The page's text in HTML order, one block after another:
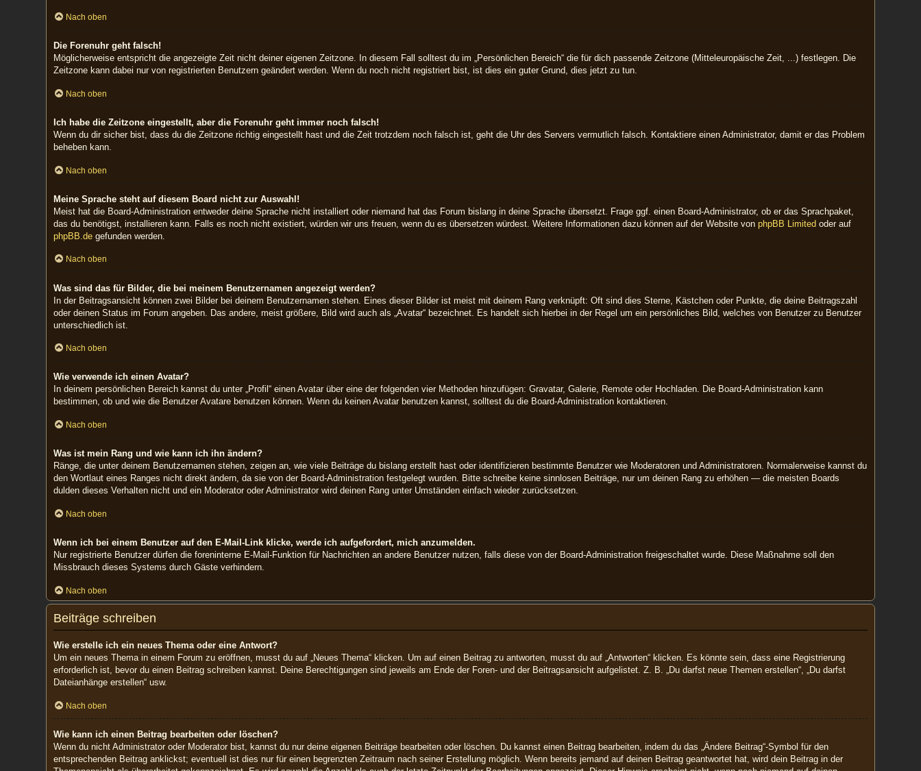
Nach oben
Die Forenuhr geht falsch!
Möglicherweise entspricht die angezeigte Zeit nicht deiner eigenen Zeitzone. In diesem Fall solltest du im „Persönlichen Bereich“ die für dich passende Zeitzone (Mitteleuropäische Zeit, ...) festlegen. Die
Zeitzone kann dabei nur von registrierten Benutzern geändert werden. Wenn du noch nicht registriert bist, ist dies ein guter Grund, dies jetzt zu tun.
Nach oben
Ich habe die Zeitzone eingestellt, aber die Forenuhr geht immer noch falsch!
Wenn du dir sicher bist, dass du die Zeitzone richtig eingestellt hast und die Zeit trotzdem noch falsch ist, geht die Uhr des Servers vermutlich falsch. Kontaktiere einen Administrator, damit er das Problem
beheben kann.
Nach oben
Meine Sprache steht auf diesem Board nicht zur Auswahl!
Meist hat die Board-Administration entweder deine Sprache nicht installiert oder niemand hat das Forum bislang in deine Sprache übersetzt. Frage ggf. einen Board-Administrator, ob er das Sprachpaket,
das du benötigst, installieren kann. Falls es noch nicht existiert, würden wir uns freuen, wenn du es übersetzen würdest. Weitere Informationen dazu können auf der Website vonphpBB Limited oder auf
phpBB.de gefunden werden.
Nach oben
Was sind das für Bilder, die bei meinem Benutzernamen angezeigt werden?
In der Beitragsansicht können zwei Bilder bei deinem Benutzernamen stehen. Eines dieser Bilder ist meist mit deinem Rang verknüpft: Oft sind dies Sterne, Kästchen oder Punkte, die deine Beitragszahl
oder deinen Status im Forum angeben. Das andere, meist größere, Bild wird auch als „Avatar“ bezeichnet. Es handelt sich hierbei in der Regel um ein persönliches Bild, welches von Benutzer zu Benutzer
unterschiedlich ist.
Nach oben
Wie verwende ich einen Avatar?
In deinem persönlichen Bereich kannst du unter „Profil“ einen Avatar über eine der folgenden vier Methoden hinzufügen: Gravatar, Galerie, Remote oder Hochladen. Die Board-Administration kann
bestimmen, ob und wie die Benutzer Avatare benutzen können. Wenn du keinen Avatar benutzen kannst, solltest du die Board-Administration kontaktieren.
Nach oben
Was ist mein Rang und wie kann ich ihn ändern?
Ränge, die unter deinem Benutzernamen stehen, zeigen an, wie viele Beiträge du bislang erstellt hast oder identifizieren bestimmte Benutzer wie Moderatoren und Administratoren. Normalerweise kannst du
den Wortlaut eines Ranges nicht direkt ändern, da sie von der Board-Administration festgelegt wurden. Bitte schreibe keine sinnlosen Beiträge, nur um deinen Rang zu erhöhen — die meisten Boards
dulden dieses Verhalten nicht und ein Moderator oder Administrator wird deinen Rang unter Umständen einfach wieder zurücksetzen.
Nach oben
Wenn ich bei einem Benutzer auf den E-Mail-Link klicke, werde ich aufgefordert, mich anzumelden.
Nur registrierte Benutzer dürfen die foreninterne E-Mail-Funktion für Nachrichten an andere Benutzer nutzen, falls diese von der Board-Administration freigeschaltet wurde. Diese Maßnahme soll den
Missbrauch dieses Systems durch Gäste verhindern.
Nach oben
Beiträge schreiben
Wie erstelle ich ein neues Thema oder eine Antwort?
Um ein neues Thema in einem Forum zu eröffnen, musst du auf „Neues Thema“ klicken. Um auf einen Beitrag zu antworten, musst du auf „Antworten“ klicken. Es könnte sein, dass eine Registrierung
erforderlich ist, bevor du einen Beitrag schreiben kannst. Deine Berechtigungen sind jeweils am Ende der Foren- und der Beitragsansicht aufgelistet. Z. B. „Du darfst neue Themen erstellen“, „Du darfst
Dateianhänge erstellen“ usw.
Nach oben
Wie kann ich einen Beitrag bearbeiten oder löschen?
Wenn du nicht Administrator oder Moderator bist, kannst du nur deine eigenen Beiträge bearbeiten oder löschen. Du kannst einen Beitrag bearbeiten, indem du das „Ändere Beitrag“-Symbol für den
entsprechenden Beitrag anklickst; eventuell ist dies nur für einen begrenzten Zeitraum nach seiner Erstellung möglich. Wenn bereits jemand auf deinen Beitrag geantwortet hat, wird dein Beitrag in der